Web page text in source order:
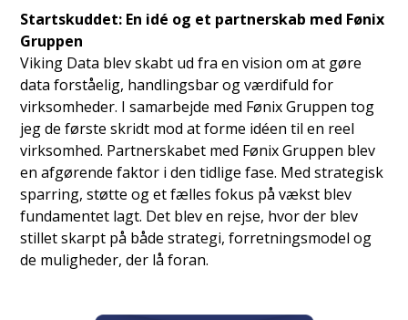
Startskuddet: En idé og et partnerskab med Fønix
Gruppen
Viking Data blev skabt ud fra en vision om at gøre
data forståelig, handlingsbar og værdifuld for
virksomheder. I samarbejde med Fønix Gruppen tog
jeg de første skridt mod at forme idéen til en reel
virksomhed. Partnerskabet med Fønix Gruppen blev
en afgørende faktor i den tidlige fase. Med strategisk
sparring, støtte og et fælles fokus på vækst blev
fundamentet lagt. Det blev en rejse, hvor der blev
stillet skarpt på både strategi, forretningsmodel og
de muligheder, der lå foran.